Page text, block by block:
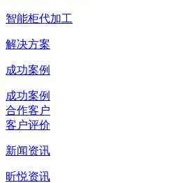
智能柜代加工
解决方案
成功案例
成功案例
合作客户
客户评价
新闻资讯
昕悦资讯